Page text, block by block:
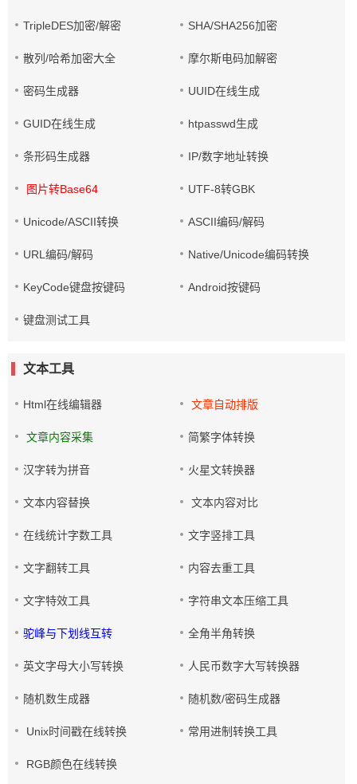
TripleDES加密/解密 SHA/SHA256加密
散列/哈希加密大全 摩尔斯电码加解密
密码生成器 UUID在线生成
GUID在线生成 htpasswd生成
条形码生成器 IP/数字地址转换
图片转Base64 UTF-8转GBK
Unicode/ASCII转换 ASCII编码/解码
URL编码/解码 Native/Unicode编码转换
KeyCode键盘按键码 Android按键码
键盘测试工具
文本工具
Html在线编辑器 文章自动排版
文章内容采集 简繁字体转换
汉字转为拼音 火星文转换器
文本内容替换 文本内容对比
在线统计字数工具 文字竖排工具
文字翻转工具 内容去重工具
文字特效工具 字符串文本压缩工具
驼峰与下划线互转 全角半角转换
英文字母大小写转换 人民币数字大写转换器
随机数生成器 随机数/密码生成器
Unix时间戳在线转换 常用进制转换工具
RGB颜色在线转换